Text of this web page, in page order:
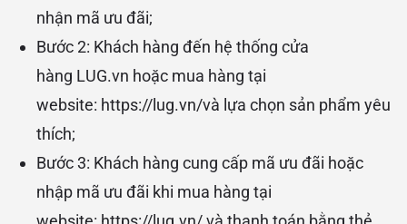
nhận mã ưu đãi;
Bước 2: Khách hàng đến hệ thống cửa
hàng LUG.vn hoặc mua hàng tại
website: https://lug.vn/và lựa chọn sản phẩm yêu
thích;
Bước 3: Khách hàng cung cấp mã ưu đãi hoặc
nhập mã ưu đãi khi mua hàng tại